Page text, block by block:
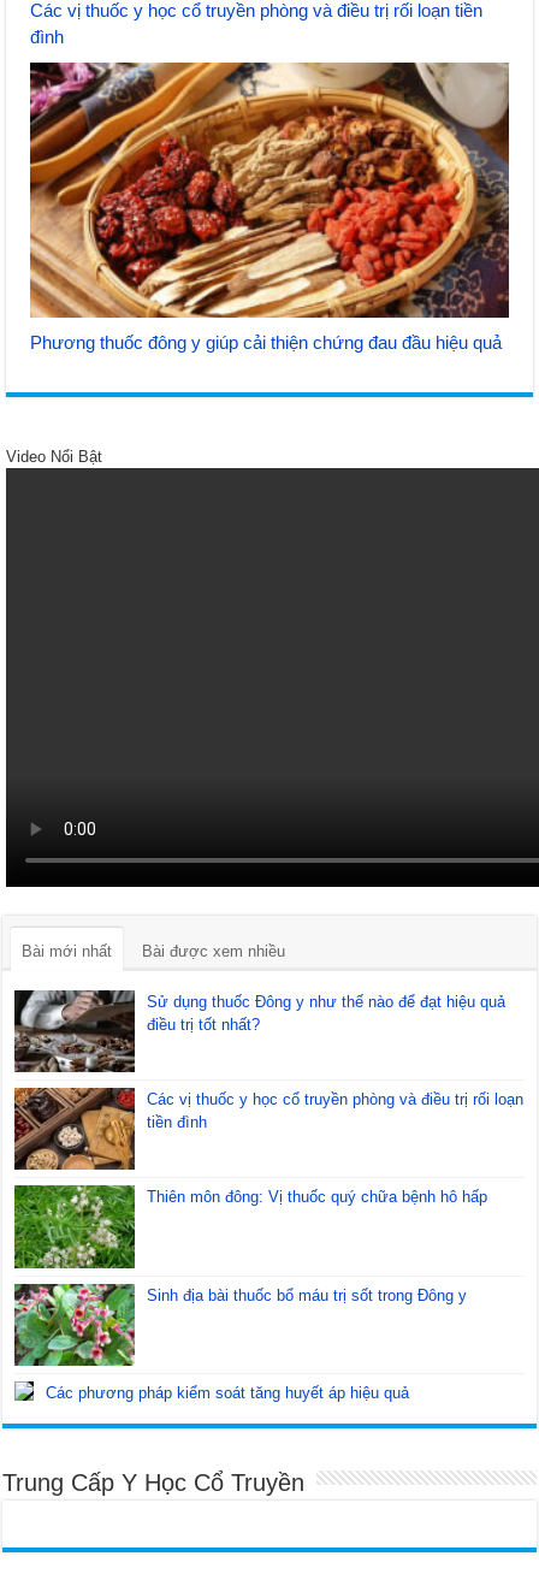
Các vị thuốc y học cổ truyền phòng và điều trị rối loạn tiền
đình
Phương thuốc đông y giúp cải thiện chứng đau đầu hiệu quả
Video Nổi Bật
Bài mới nhất Bài được xem nhiều
Sử dụng thuốc Đông y như thế nào để đạt hiệu quả
điều trị tốt nhất?
Các vị thuốc y học cổ truyền phòng và điều trị rối loạn
tiền đình
Thiên môn đông: Vị thuốc quý chữa bệnh hô hấp
Sinh địa bài thuốc bổ máu trị sốt trong Đông y
Các phương pháp kiểm soát tăng huyết áp hiệu quả
Trung Cấp Y Học Cổ Truyền